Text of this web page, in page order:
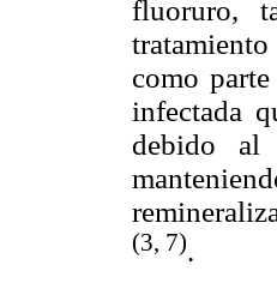
fluoruro,
como
infectada
debido al
(3, 7).